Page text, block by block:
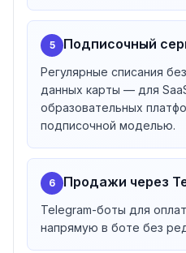
Для клиентов Robokassa
доступно мобильное
2025 года) для
130+ готовых интеграций
Подключение через REST
для интернет-магазинов и
CMS, CRM/ERP, Telegram-
образовательные
разработчиков
Кому подходит Robokassa
Интернет-магазины—
одному договору
5 Подписочный
Регулярные списания
данных карты — для
образовательных
подписочной моделью.
6 Продажи через
Telegram-боты для
напрямую в боте без